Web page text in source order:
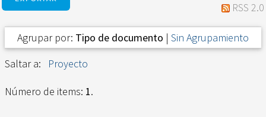
RSS 2.0
Agrupar por: Tipo de documento | Sin Agrupamiento
Saltar a:
Proyecto
Número de items: 1.